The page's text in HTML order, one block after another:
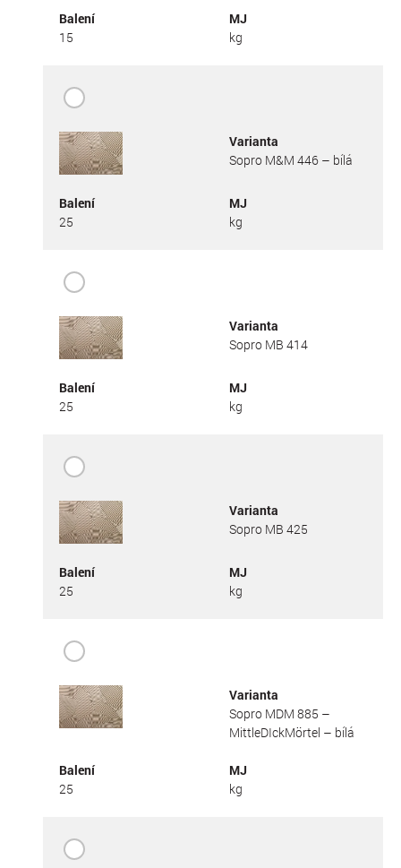
Balení
15
MJ
kg
Varianta
Sopro M&M 446 – bílá
Balení
25
MJ
kg
Varianta
Sopro MB 414
Balení
25
MJ
kg
Varianta
Sopro MB 425
Balení
25
MJ
kg
Varianta
Sopro MDM 885 –
MittleDIckMörtel – bílá
Balení
25
MJ
kg